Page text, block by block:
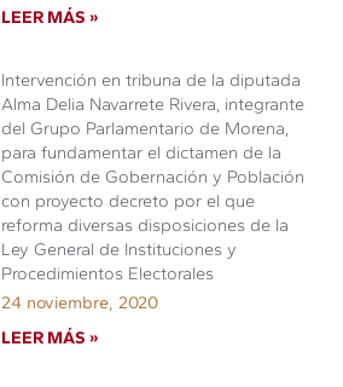
LEER MÁS »
Intervención en tribuna de la diputada
Alma Delia Navarrete Rivera, integrante
del Grupo Parlamentario de Morena,
para fundamentar el dictamen de la
Comisión de Gobernación y Población
con proyecto decreto por el que
reforma diversas disposiciones de la
Ley General de Instituciones y
Procedimientos Electorales
24 noviembre, 2020
LEER MÁS »